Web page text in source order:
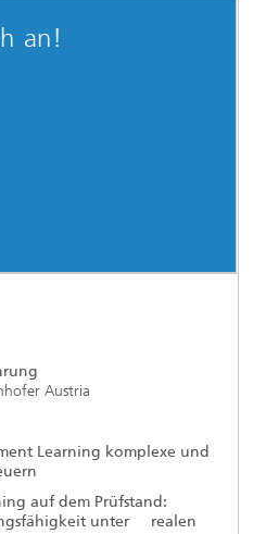
an!
Austria
Learning komplexe und
auf dem Prüfstand:
unter realen